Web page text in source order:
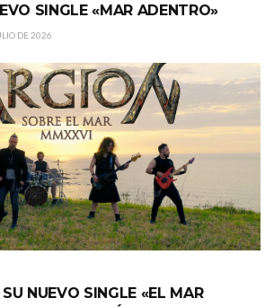
SINGLE «MAR ADENTRO»
DE 2026
NUEVO SINGLE «EL MAR